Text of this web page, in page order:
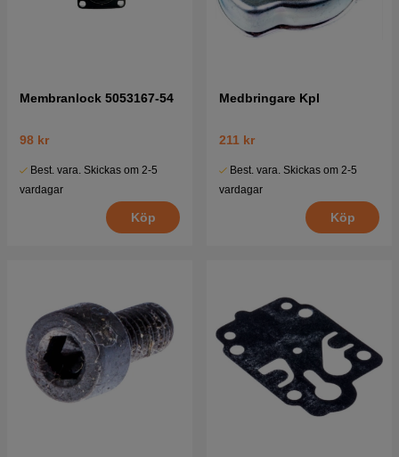
Membranlock 5053167-54
98 kr
Best. vara. Skickas om 2-5
vardagar
Köp
Medbringare Kpl
211 kr
Best. vara. Skickas om 2-5
vardagar
Köp